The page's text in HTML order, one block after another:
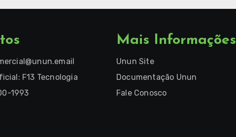
F13 Tecnologia
1993
Mais Informações
Unun Site
Documentação Unun
Fale Conosco